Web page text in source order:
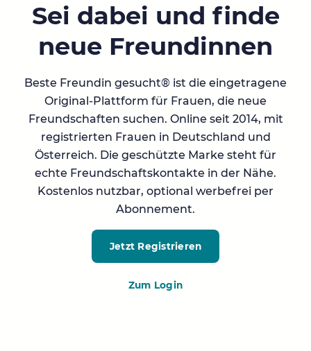
Sei dabei und finde
neue Freundinnen
Beste Freundin gesucht® ist die eingetragene
Original-Plattform für Frauen, die neue
Freundschaften suchen. Online seit 2014, mit
registrierten Frauen in Deutschland und
Österreich. Die geschützte Marke steht für
echte Freundschaftskontakte in der Nähe.
Kostenlos nutzbar, optional werbefrei per
Abonnement.
Jetzt Registrieren
Zum Login